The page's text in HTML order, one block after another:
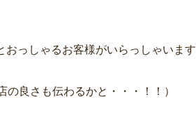
っしゃるお客様がいらっしゃいます
の良さも伝わるかと・・・！！）